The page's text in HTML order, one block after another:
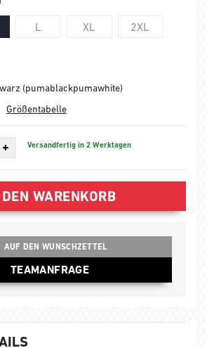
L XL 2XL
(pumablackpumawhite)
Größentabelle
Versandfertig in 2 Werktagen
WARENKORB
AUF DEN WUNSCHZETTEL
TEAMANFRAGE